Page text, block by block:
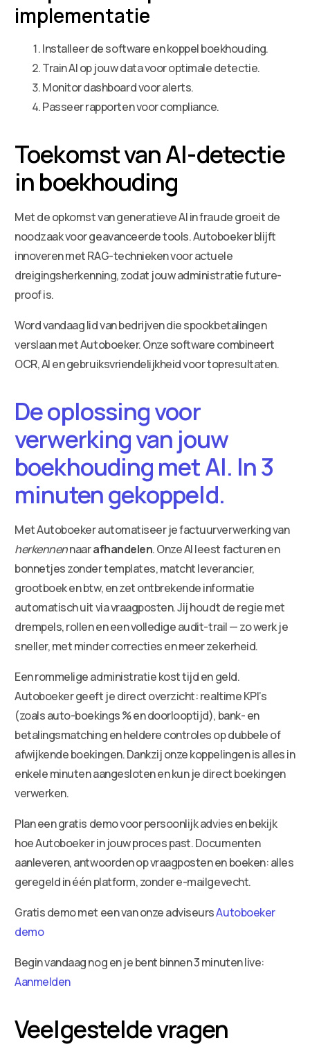
implementatie
Installeer de software en koppel boekhouding.
Train AI op jouw data voor optimale detectie.
Monitor dashboard voor alerts.
Passeer rapporten voor compliance.
Toekomst van AI-detectie
in boekhouding
Met de opkomst van generatieve AI in fraude groeit de
noodzaak voor geavanceerde tools. Autoboeker blijft
innoveren met RAG-technieken voor actuele
dreigingsherkenning, zodat jouw administratie future-
proof is.
Word vandaag lid van bedrijven die spookbetalingen
verslaan met Autoboeker. Onze software combineert
OCR, AI en gebruiksvriendelijkheid voor topresultaten.
De oplossing voor
verwerking van jouw
boekhouding met AI. In 3
minuten gekoppeld.
Met Autoboeker automatiseer je factuurverwerking van
herkennennaarafhandelen. Onze AI leest facturen en
bonnetjes zonder templates, matcht leverancier,
grootboek en btw, en zet ontbrekende informatie
automatisch uit via vraagposten. Jij houdt de regie met
drempels, rollen en een volledige audit-trail — zo werk je
sneller, met minder correcties en meer zekerheid.
Een rommelige administratie kost tijd en geld.
Autoboeker geeft je direct overzicht: realtime KPI’s
(zoals auto-boekings % en doorlooptijd), bank- en
betalingsmatching en heldere controles op dubbele of
afwijkende boekingen. Dankzij onze koppelingen is alles in
enkele minuten aangesloten en kun je direct boekingen
verwerken.
Plan een gratis demo voor persoonlijk advies en bekijk
hoe Autoboeker in jouw proces past. Documenten
aanleveren, antwoorden op vraagposten en boeken: alles
geregeld in één platform, zonder e-mailgevecht.
Gratis demo met een van onze adviseursAutoboeker
demo
Begin vandaag nog en je bent binnen 3 minuten live:
Aanmelden
Veelgestelde vragen